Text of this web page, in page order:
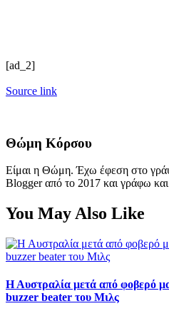
[ad_2]
Source link
Θώμη Κόρσου
Είμαι η Θώμη. Έχω έφεση στο
Blogger από το 2017 και γράφω
You May Also Like
Η Αυστραλία μετά από φοβερό
buzzer beater του Μιλς